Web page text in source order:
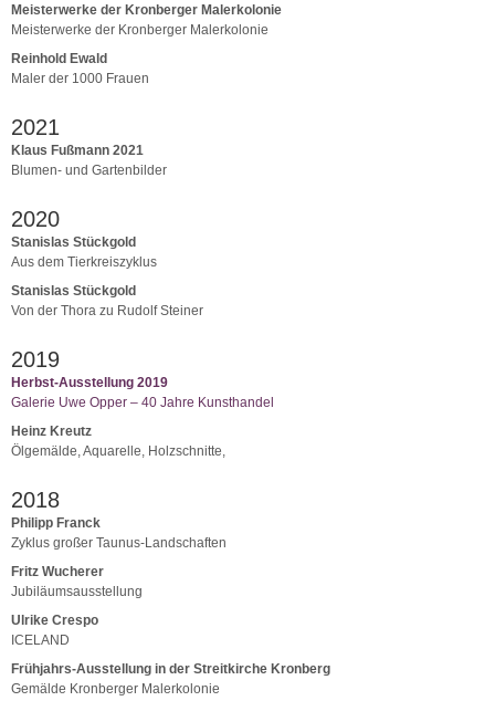
Meisterwerke der Kronberger Malerkolonie
Meisterwerke der Kronberger Malerkolonie
Reinhold Ewald
Maler der 1000 Frauen
2021
Klaus Fußmann 2021
Blumen- und Gartenbilder
2020
Stanislas Stückgold
Aus dem Tierkreiszyklus
Stanislas Stückgold
Von der Thora zu Rudolf Steiner
2019
Herbst-Ausstellung 2019
Galerie Uwe Opper – 40 Jahre Kunsthandel
Heinz Kreutz
Ölgemälde, Aquarelle, Holzschnitte,
2018
Philipp Franck
Zyklus großer Taunus-Landschaften
Fritz Wucherer
Jubiläumsausstellung
Ulrike Crespo
ICELAND
Frühjahrs-Ausstellung in der Streitkirche Kronberg
Gemälde Kronberger Malerkolonie